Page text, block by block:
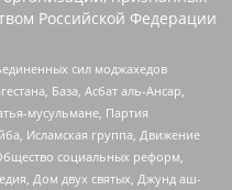
Российской Федерации
сил моджахедов
База, Асбат аль-Ансар,
мусульмане, Партия
Исламская группа, Движение
социальных реформ,
Дом двух святых, Джунд аш-